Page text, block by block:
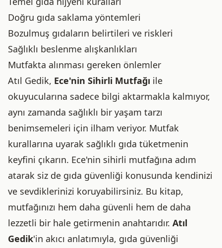
Doğru gıda saklama yöntemleri
Bozulmuş gıdaların belirtileri ve riskleri
Sağlıklı beslenme alışkanlıkları
Mutfakta alınması gereken önlemler
Atıl Gedik, Ece'nin Sihirli Mutfağı ile
okuyucularına sadece bilgi aktarmakla kalmıyor,
aynı zamanda sağlıklı bir yaşam tarzı
benimsemeleri için ilham veriyor. Mutfak
kurallarına uyarak sağlıklı gıda tüketmenin
keyfini çıkarın. Ece'nin sihirli mutfağına adım
atarak siz de gıda güvenliği konusunda kendinizi
ve sevdiklerinizi koruyabilirsiniz. Bu kitap,
mutfağınızı hem daha güvenli hem de daha
lezzetli bir hale getirmenin anahtarıdır. Atıl
Gedik'in akıcı anlatımıyla, gıda güvenliği